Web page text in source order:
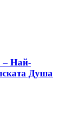
– Най-
Душа